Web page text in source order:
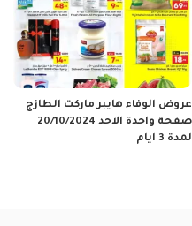
عروض الوفاء هايبر ماركت الطازج
صفحة واحدة الاحد 20/10/2024
لمدة 3 ايام